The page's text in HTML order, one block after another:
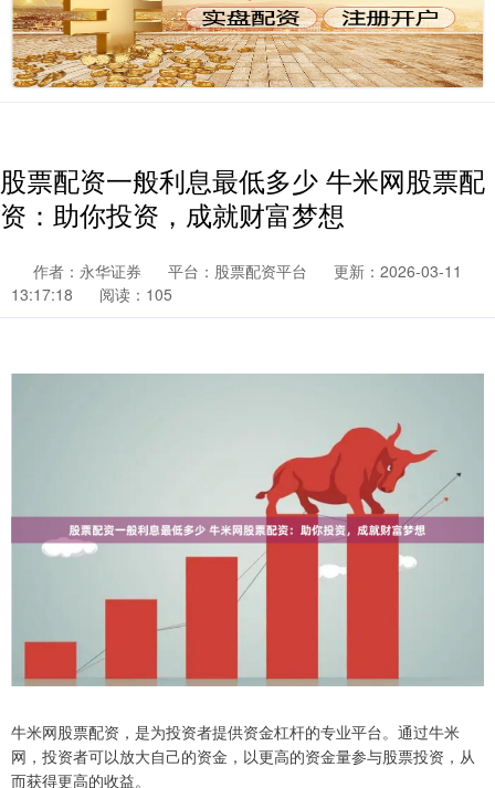
股票配资一般利息最低多少 牛米网股票配
资：助你投资，成就财富梦想
作者：永华证券 平台：股票配资平台
更新：2026-03-11
13:17:18
阅读：105
牛米网股票配资，是为投资者提供资金杠杆的专业平台。通过牛米
网，投资者可以放大自己的资金，以更高的资金量参与股票投资，从
而获得更高的收益。